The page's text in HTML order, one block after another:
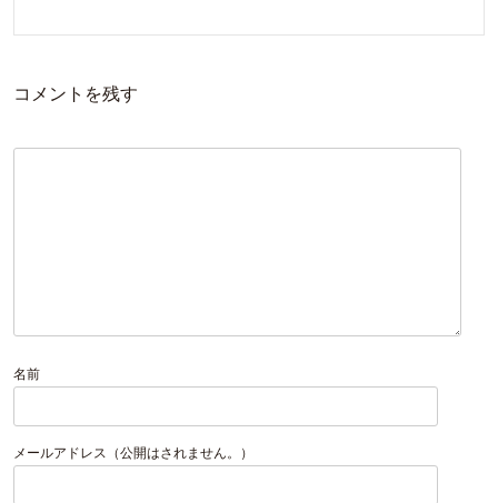
コメントを残す
名前
メールアドレス（公開はされません。）